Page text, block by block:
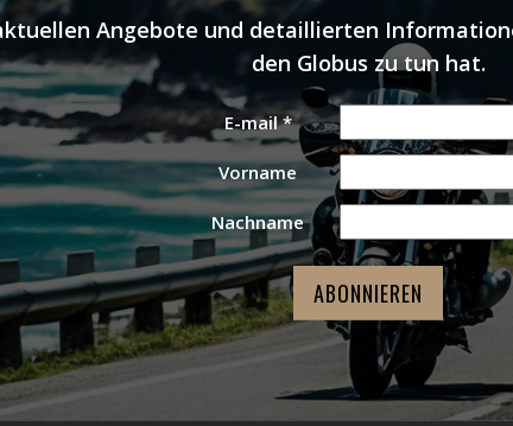
Angebote und detaillierten
den Globus zu tun hat.
E-mail*
Vorname
Nachname